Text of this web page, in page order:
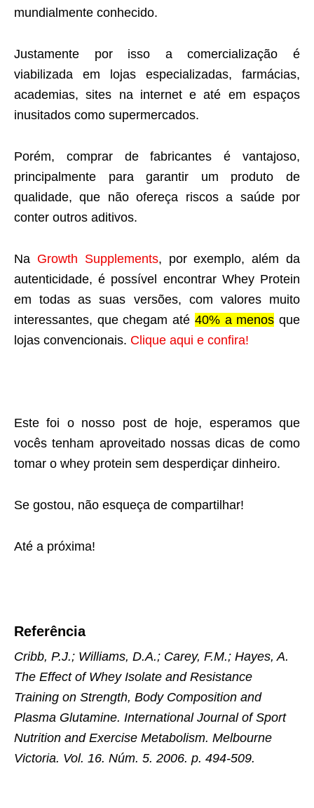
mundialmente conhecido.
Justamente por isso a comercialização é
viabilizada em lojas especializadas, farmácias,
academias, sites na internet e até em espaços
inusitados como supermercados.
Porém, comprar de fabricantes é vantajoso,
principalmente para garantir um produto de
qualidade, que não ofereça riscos a saúde por
conter outros aditivos.
Na Growth Supplements, por exemplo, além da
autenticidade, é possível encontrar Whey Protein
em todas as suas versões, com valores muito
interessantes, que chegam até 40% a menos que
lojas convencionais. Clique aqui e confira!
Este foi o nosso post de hoje, esperamos que
vocês tenham aproveitado nossas dicas de como
tomar o whey protein sem desperdiçar dinheiro.
Se gostou, não esqueça de compartilhar!
Até a próxima!
Referência
Cribb, P.J.; Williams, D.A.; Carey, F.M.; Hayes, A.
The Effect of Whey Isolate and Resistance
Training on Strength, Body Composition and
Plasma Glutamine. International Journal of Sport
Nutrition and Exercise Metabolism. Melbourne
Victoria. Vol. 16. Núm. 5. 2006. p. 494-509.